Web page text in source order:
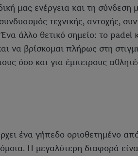
μας ενέργεια και τη σύνδεση
τεχνικής, αντοχής,
άλλο θετικό σημείο: το padel
βρίσκομαι πλήρως στη
όσο και για έμπειρους
ένα γήπεδο οριοθετημένο
Η μεγαλύτερη διαφορά